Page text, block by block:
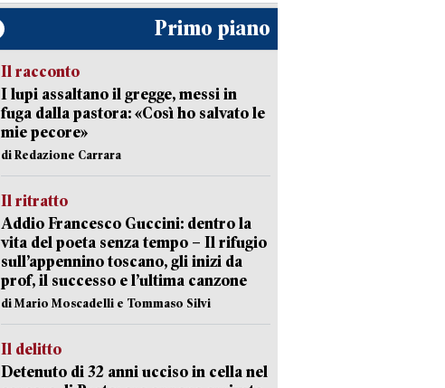
Primo piano
Il racconto
I lupi assaltano il gregge, messi in
fuga dalla pastora: «Così ho salvato le
mie pecore»
di Redazione Carrara
Il ritratto
Addio Francesco Guccini: dentro la
vita del poeta senza tempo – Il rifugio
sull’appennino toscano, gli inizi da
prof, il successo e l’ultima canzone
di Mario Moscadelli e Tommaso Silvi
Il delitto
Detenuto di 32 anni ucciso in cella nel